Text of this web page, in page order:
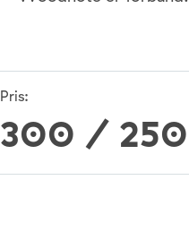
Pris:
300 / 250